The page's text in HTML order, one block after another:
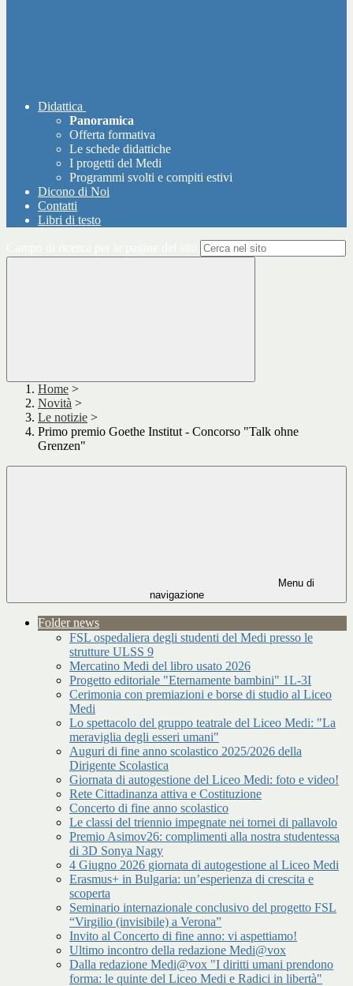
Didattica
Panoramica
Offerta formativa
Le schede didattiche
I progetti del Medi
Programmi svolti e compiti estivi
Dicono di Noi
Contatti
Libri di testo
Home >
Novità >
Le notizie >
Primo premio Goethe Institut - Concorso "Talk ohne
Grenzen"
Menu di
navigazione
Folder news
FSL ospedaliera degli studenti del Medi presso le
strutture ULSS 9
Mercatino Medi del libro usato 2026
Progetto editoriale "Eternamente bambini" 1L-3I
Cerimonia con premiazioni e borse di studio al Liceo
Medi
Lo spettacolo del gruppo teatrale del Liceo Medi: "La
meraviglia degli esseri umani"
Auguri di fine anno scolastico 2025/2026 della
Dirigente Scolastica
Giornata di autogestione del Liceo Medi: foto e video!
Rete Cittadinanza attiva e Costituzione
Concerto di fine anno scolastico
Le classi del triennio impegnate nei tornei di pallavolo
Premio Asimov26: complimenti alla nostra studentessa
di 3D Sonya Nagy
4 Giugno 2026 giornata di autogestione al Liceo Medi
Erasmus+ in Bulgaria: un’esperienza di crescita e
scoperta
Seminario internazionale conclusivo del progetto FSL
“Virgilio (invisibile) a Verona”
Invito al Concerto di fine anno: vi aspettiamo!
Ultimo incontro della redazione Medi@vox
Dalla redazione Medi@vox "I diritti umani prendono
forma: le quinte del Liceo Medi e Radici in libertà"